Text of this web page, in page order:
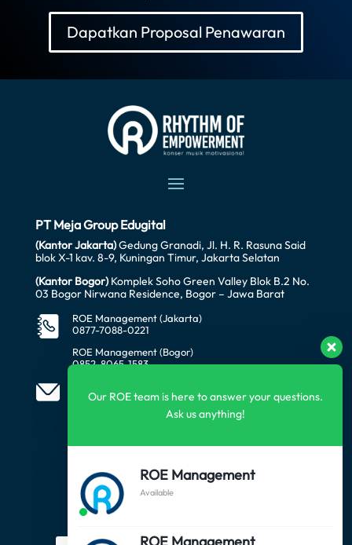
Dapatkan Proposal Penawaran
PT Meja Group Edugital
(Kantor Jakarta)Gedung Granadi, Jl. H. R. Rasuna Said
blok X-1 kav. 8-9, Kuningan Timur, Jakarta Selatan
(Kantor Bogor)Komplek Soho Green Valley Blok B.2 No.
03 Bogor Nirwana Residence, Bogor – Jawa Barat
ROE Management (Jakarta)
0877-7088-0221
ROE Management (Bogor)
0852-8065-1583
manager@roeindonesia.co.id
Our ROE team is here to answer your questions.
Ask us anything!
ROE Management
Available
ROE Management